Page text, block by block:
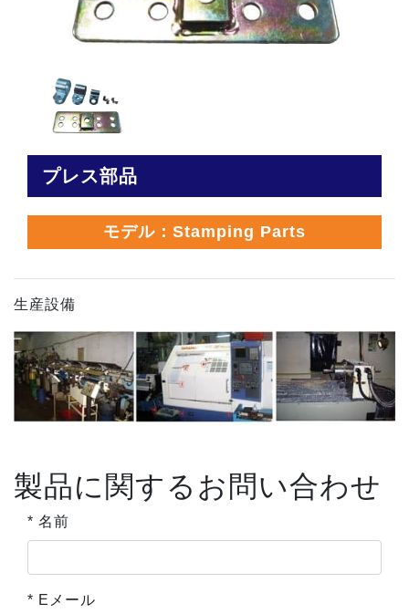
プレス部品
モデル：Stamping Parts
生産設備
製品に関するお問い合わせ
* 名前
* Eメール